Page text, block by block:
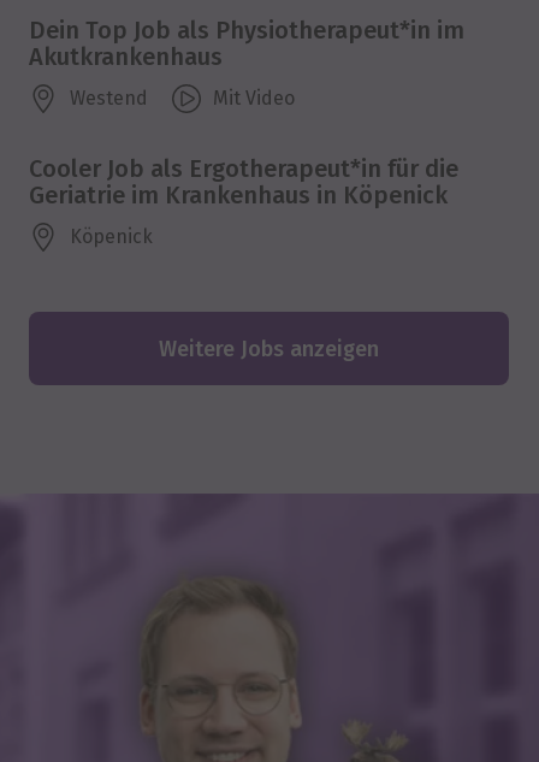
Dein Top Job als Physiotherapeut*in im
Akutkrankenhaus
Westend Mit Video
Cooler Job als Ergotherapeut*in für die
Geriatrie im Krankenhaus in Köpenick
Köpenick
Weitere Jobs anzeigen